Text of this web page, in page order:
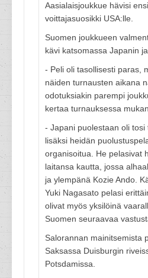
Aasialaisjoukkue hävisi
voittajasuosikki USA:lle.
Suomen joukkueen
kävi katsomassa Japanin
- Peli oli tasollisesti paras,
näiden turnausten aikana
odotuksiakin parempi
kertaa turnauksessa
- Japani puolestaan oli tosi
lisäksi heidän
organisoitua. He pelasivat
laitansa kautta, jossa
ja ylempänä Kozie Ando.
Yuki Nagasato pelasi
olivat myös yksilöinä
Suomen seuraavaa
Salorannan mainitsemista
Saksassa Duisburgin
Potsdamissa.